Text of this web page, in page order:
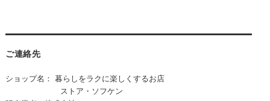
ご連絡先
ショップ名： 暮らしをラクに楽しくするお店
ストア・ソフケン